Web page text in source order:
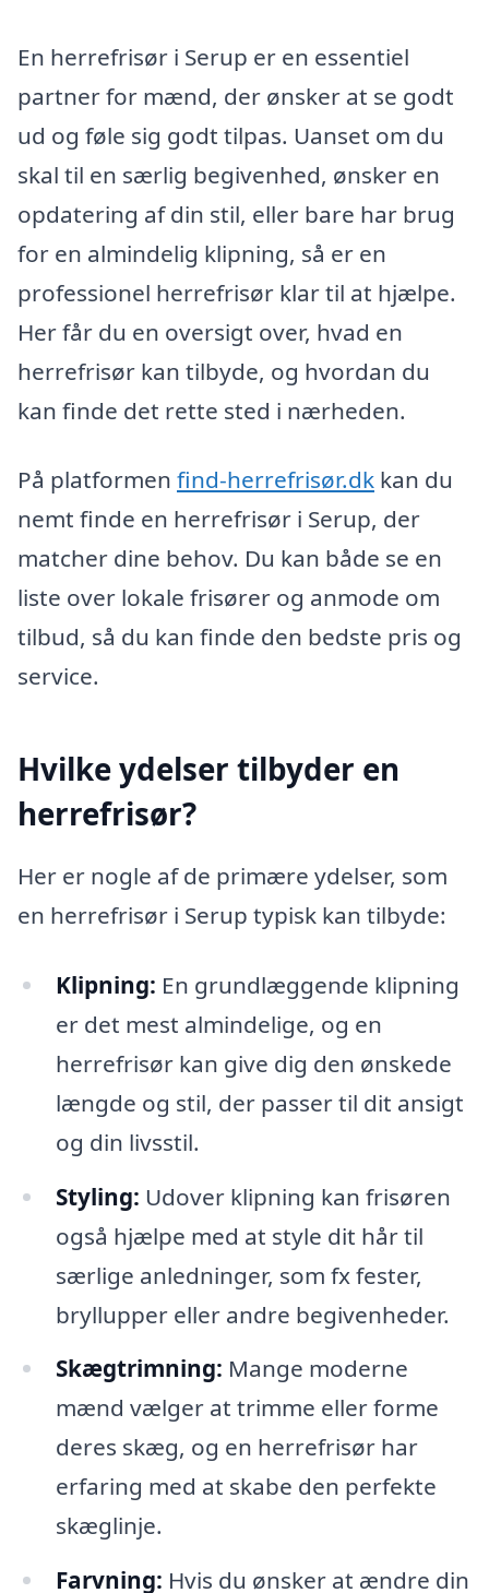
En herrefrisør i Serup er en essentiel
partner for mænd, der ønsker at se godt
ud og føle sig godt tilpas. Uanset om du
skal til en særlig begivenhed, ønsker en
opdatering af din stil, eller bare har brug
for en almindelig klipning, så er en
professionel herrefrisør klar til at hjælpe.
Her får du en oversigt over, hvad en
herrefrisør kan tilbyde, og hvordan du
kan finde det rette sted i nærheden.
På platformen find-herrefrisør.dk kan du
nemt finde en herrefrisør i Serup, der
matcher dine behov. Du kan både se en
liste over lokale frisører og anmode om
tilbud, så du kan finde den bedste pris og
service.
Hvilke ydelser tilbyder en
herrefrisør?
Her er nogle af de primære ydelser, som
en herrefrisør i Serup typisk kan tilbyde:
Klipning: En grundlæggende klipning
er det mest almindelige, og en
herrefrisør kan give dig den ønskede
længde og stil, der passer til dit ansigt
og din livsstil.
Styling: Udover klipning kan frisøren
også hjælpe med at style dit hår til
særlige anledninger, som fx fester,
bryllupper eller andre begivenheder.
Skægtrimning: Mange moderne
mænd vælger at trimme eller forme
deres skæg, og en herrefrisør har
erfaring med at skabe den perfekte
skæglinje.
Farvning: Hvis du ønsker at ændre din